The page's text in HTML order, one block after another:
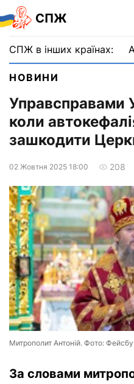
СПЖ
СПЖ в інших країнах:
НОВИНИ
Управсправами
коли
зашкодити
02 Жовтня 2025 18:00 208
Митрополит Антоній. Фото:
За словами